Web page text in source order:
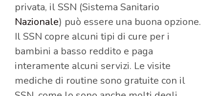
privata, il SSN (Sistema Sanitario
Nazionale) può essere una buona opzione.
Il SSN copre alcuni tipi di cure per i
bambini a basso reddito e paga
interamente alcuni servizi. Le visite
mediche di routine sono gratuite con il